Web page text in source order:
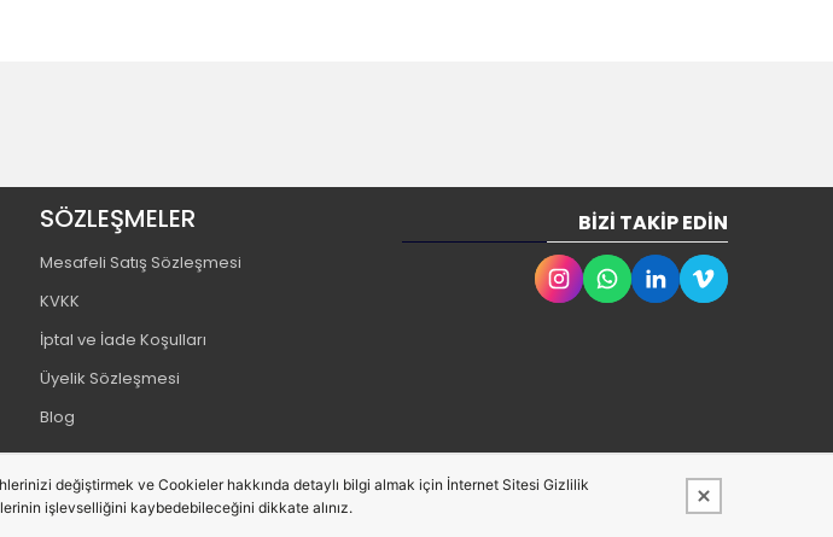
SÖZLEŞMELER
Mesafeli Satış Sözleşmesi
KVKK
İptal ve İade Koşulları
Üyelik Sözleşmesi
Blog
BIZI TAKIP EDIN
Sistemi ile hazırlanmıştır.
değiştirmek ve Cookieler hakkında detaylı bilgi almak için İnternet Sitesi Gizlilik
işlevselliğini kaybedebileceğini dikkate alınız.